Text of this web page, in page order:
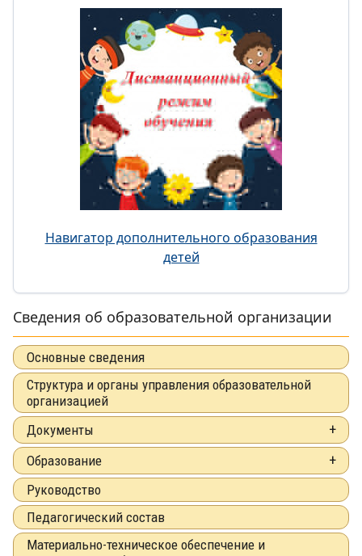
Навигатор дополнительного образования
детей
Сведения об образовательной организации
Основные сведения
Структура и органы управления образовательной
организацией
Документы
Образование
Руководство
Педагогический состав
Материально-техническое обеспечение и